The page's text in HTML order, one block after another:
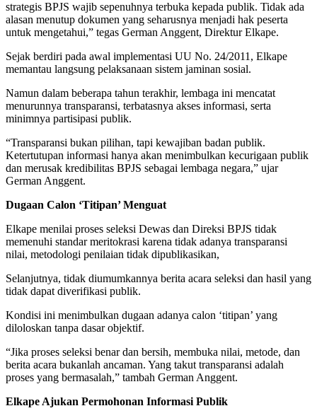
strategis BPJS wajib sepenuhnya terbuka kepada publik. Tidak ada
alasan menutup dokumen yang seharusnya menjadi hak peserta
untuk mengetahui,” tegas German Anggent, Direktur Elkape.
Sejak berdiri pada awal implementasi UU No. 24/2011, Elkape
memantau langsung pelaksanaan sistem jaminan sosial.
Namun dalam beberapa tahun terakhir, lembaga ini mencatat
menurunnya transparansi, terbatasnya akses informasi, serta
minimnya partisipasi publik.
“Transparansi bukan pilihan, tapi kewajiban badan publik.
Ketertutupan informasi hanya akan menimbulkan kecurigaan publik
dan merusak kredibilitas BPJS sebagai lembaga negara,” ujar
German Anggent.
Dugaan Calon ‘Titipan’ Menguat
Elkape menilai proses seleksi Dewas dan Direksi BPJS tidak
memenuhi standar meritokrasi karena tidak adanya transparansi
nilai, metodologi penilaian tidak dipublikasikan,
Selanjutnya, tidak diumumkannya berita acara seleksi dan hasil yang
tidak dapat diverifikasi publik.
Kondisi ini menimbulkan dugaan adanya calon ‘titipan’ yang
diloloskan tanpa dasar objektif.
“Jika proses seleksi benar dan bersih, membuka nilai, metode, dan
berita acara bukanlah ancaman. Yang takut transparansi adalah
proses yang bermasalah,” tambah German Anggent.
Elkape Ajukan Permohonan Informasi Publik